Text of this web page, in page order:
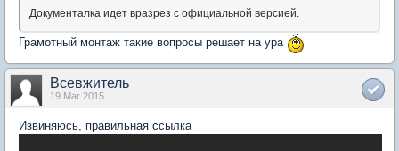
Документалка идет вразрез с официальной версией.
Грамотный монтаж такие вопросы решает на ура
Всевжитель
19 Mar 2015
Извиняюсь, правильная ссылка